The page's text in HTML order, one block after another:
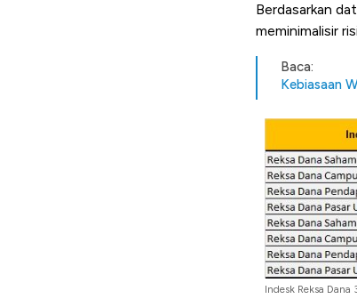
Berdasarkan
meminimalisir
Baca:
Kebiasaan
Indesk Reksa